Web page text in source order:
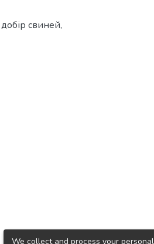
добір свиней,
We collect and process your